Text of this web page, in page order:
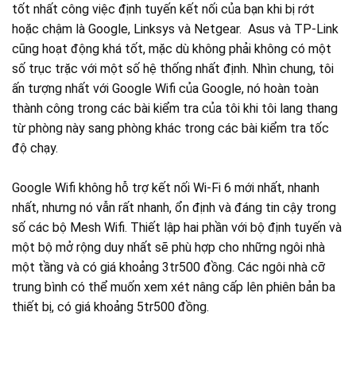
tốt nhất công việc định tuyến kết nối của bạn khi bị rớt
hoặc chậm là Google, Linksys và Netgear. Asus và TP-Link
cũng hoạt động khá tốt, mặc dù không phải không có một
số trục trặc với một số hệ thống nhất định. Nhìn chung, tôi
ấn tượng nhất với Google Wifi của Google, nó hoàn toàn
thành công trong các bài kiểm tra của tôi khi tôi lang thang
từ phòng này sang phòng khác trong các bài kiểm tra tốc
độ chạy.
Google Wifi không hỗ trợ kết nối Wi-Fi 6 mới nhất, nhanh
nhất, nhưng nó vẫn rất nhanh, ổn định và đáng tin cậy trong
số các bộ Mesh Wifi. Thiết lập hai phần với bộ định tuyến và
một bộ mở rộng duy nhất sẽ phù hợp cho những ngôi nhà
một tầng và có giá khoảng 3tr500 đồng. Các ngôi nhà cỡ
trung bình có thể muốn xem xét nâng cấp lên phiên bản ba
thiết bị, có giá khoảng 5tr500 đồng.